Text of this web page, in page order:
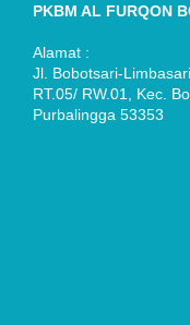
PKBM AL FURQON
Alamat :
Jl. Bobotsari-
RT.05/ RW.01, Kec.
Purbalingga 53353